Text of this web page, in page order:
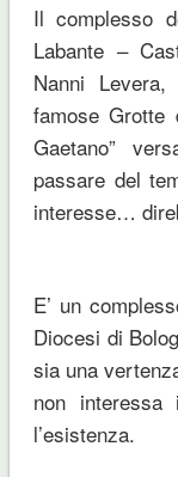
Il complesso
Labante –
Nanni
famose Grotte
Gaetano”
passare del
interesse…
E’ un
Diocesi di
sia una
non
l’esistenza.